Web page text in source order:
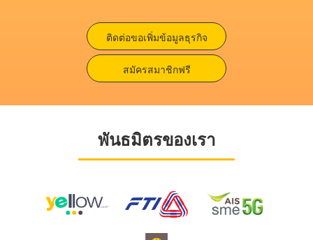
ติดต่อขอเพิ่มข้อมูลธุรกิจ
สมัครสมาชิกฟรี
พันธมิตรของเรา